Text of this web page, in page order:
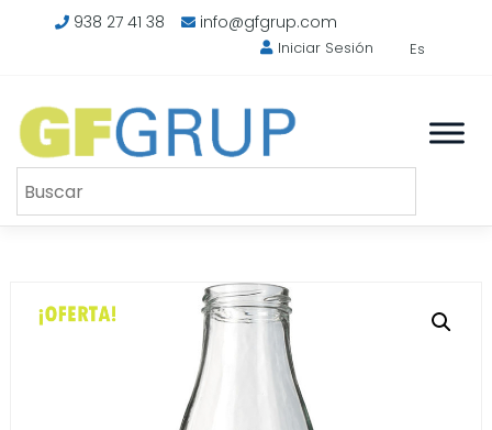
938 27 41 38 info@gfgrup.com
Es
Iniciar Sesión